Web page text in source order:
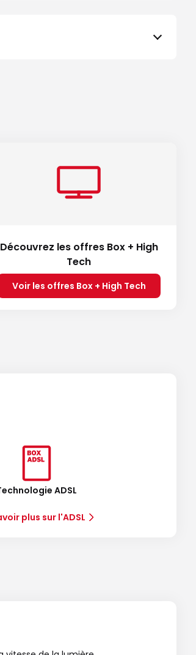
Découvrez les offres Box + High
Tech
Voir les offres Box + High Tech
ADSL
plus sur l'ADSL